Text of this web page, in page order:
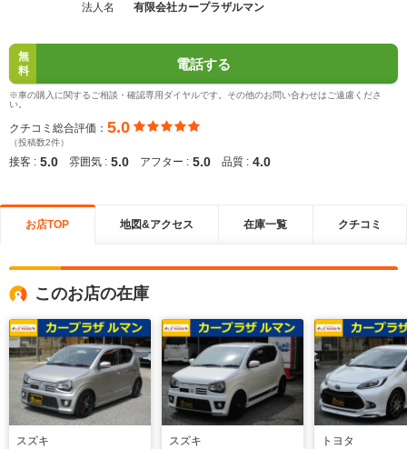
法人名
有限会社カープラザルマン
無
料
電話する
※車の購入に関するご相談・確認専用ダイヤルです。その他のお問い合わせはご遠慮くださ
い。
クチコミ総合評価： 5.0
（投稿数2件）
接客 : 5.0 雰囲気 : 5.0 アフター : 5.0 品質 : 4.0
お店TOP 地図&アクセス 在庫一覧 クチコミ
このお店の在庫
スズキ スズキ トヨタ